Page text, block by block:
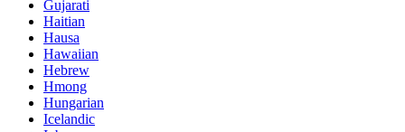
Gujarati
Haitian
Hausa
Hawaiian
Hebrew
Hmong
Hungarian
Icelandic